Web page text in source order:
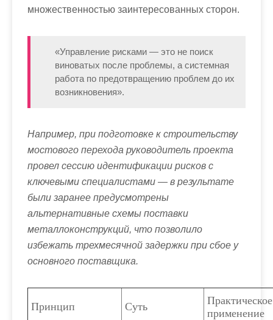
множественностью заинтересованных сторон.
«Управление рисками — это не поиск
виноватых после проблемы, а системная
работа по предотвращению проблем до их
возникновения».
Например, при подготовке к строительству
мостового перехода руководитель проекта
провел сессию идентификации рисков с
ключевыми специалистами — в результате
были заранее предусмотрены
альтернативные схемы поставки
металлоконструкций, что позволило
избежать трехмесячной задержки при сбое у
основного поставщика.
Принцип Суть
Практическое
применение